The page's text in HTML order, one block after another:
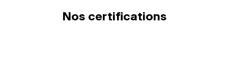
Nos certifications